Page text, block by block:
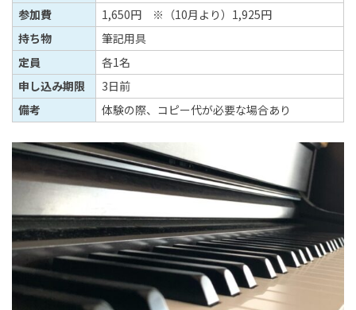
参加費
1,650円 ※（10月より）1,925円
持ち物
筆記用具
定員
各1名
申し込み期限
3日前
備考
体験の際、コピー代が必要な場合あり